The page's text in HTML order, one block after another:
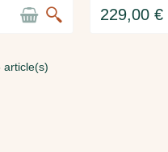
229,00 €
article(s)